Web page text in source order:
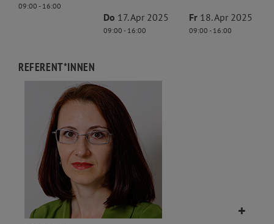
09:00 - 16:00
Do 17. Apr 2025
09:00 - 16:00
Fr18. Apr 2025
09:00 - 16:00
REFERENT*INNEN